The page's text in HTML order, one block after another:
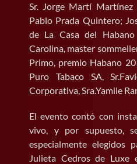
Sr. Jorge Martí
Pablo Prada Quintero;
de La Casa del
Carolina, master
Primo, premio Habano
Puro Tabaco SA,
Corporativa, Sra.Yamile
El evento contó con
vivo, y por supuesto,
especialmente elegidos
Julieta Cedros de Luxe